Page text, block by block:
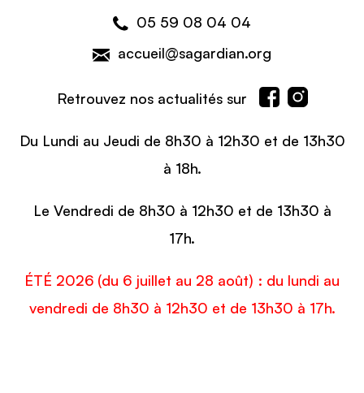
05 59 08 04 04
accueil@sagardian.org
Retrouvez nos actualités sur
Du Lundi au Jeudi de 8h30 à 12h30 et de 13h30
à 18h.
Le Vendredi de 8h30 à 12h30 et de 13h30 à
17h.
ÉTÉ 2026 (du 6 juillet au 28 août) : du lundi au
vendredi de 8h30 à 12h30 et de 13h30 à 17h.